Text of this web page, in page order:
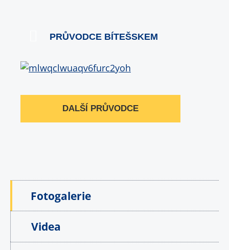
PRŮVODCE BÍTEŠSKEM
DALŠÍ PRŮVODCE
Fotogalerie
Videa